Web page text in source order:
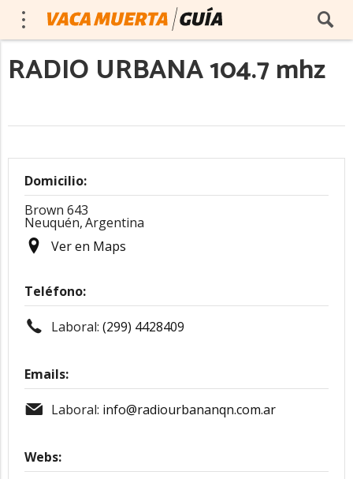
RADIO URBANA 104.7 mhz
Domicilio:
Brown 643
Neuquén,Argentina
Ver en Maps
Teléfono:
Laboral: (299) 4428409
Emails:
Laboral: info@radiourbananqn.com.ar
Webs: